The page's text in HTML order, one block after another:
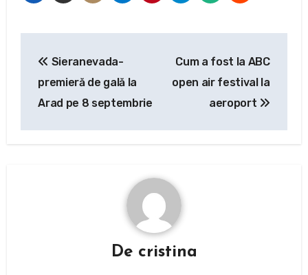
în
articole
Sieranevada-
premieră de gală la
Arad pe 8 septembrie
Cum a fost la ABC
open air festival la
aeroport
De cristina